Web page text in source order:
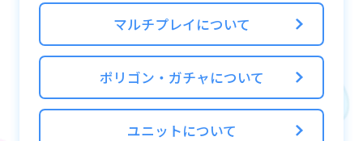
マルチプレイについて
ポリゴン・ガチャについて
ユニットについて